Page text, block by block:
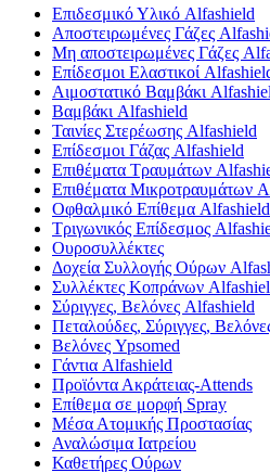
Επιδεσμικό Υλικό Alfashield
Αποστειρωμένες Γάζες
Μη αποστειρωμένες Γάζες
Επίδεσμοι Ελαστικοί
Αιμοστατικό Βαμβάκι
Βαμβάκι Alfashield
Ταινίες Στερέωσης Alfashield
Επίδεσμοι Γάζας Alfashield
Επιθέματα Τραυμάτων
Επιθέματα Μικροτραυμάτων
Οφθαλμικό Eπίθεμα Alfashield
Τριγωνικός Επίδεσμος
Ουροσυλλέκτες
Δοχεία Συλλογής Ούρων
Συλλέκτες Κοπράνων
Σύριγγες, Βελόνες Alfashield
Πεταλούδες, Σύριγγες,
Βελόνες Ypsomed
Γάντια Alfashield
Προϊόντα Ακράτειας-Attends
Επίθεμα σε μορφή Spray
Μέσα Ατομικής Προστασίας
Αναλώσιμα Ιατρείου
Καθετήρες Ούρων